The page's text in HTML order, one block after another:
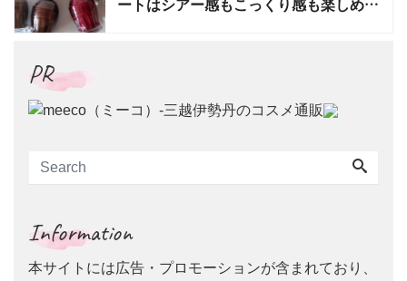
PR
Information
本サイトには広告・プロモーションが含まれており、